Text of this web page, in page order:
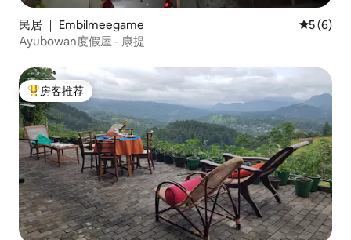
民居 ｜ Embilmeegame 平均评分
5 (6)
Ayubowan度假屋 - 康提
热门「房客推荐」
房客推荐